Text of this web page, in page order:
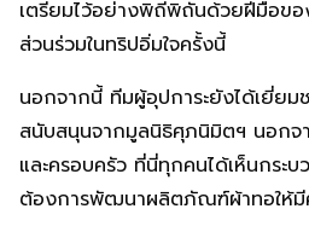
เตรียมไว้อย่างพิถีพิถันด้วยฝีมือขอ
ส่วนร่วมในทริปอิ่มใจครั้งนี้
นอกจากนี้ ทีมผู้อุปการะยังได้เยี่ย
สนับสนุนจากมูลนิธิศุภนิมิตฯ นอก
และครอบครัว ที่นี่ทุกคนได้เห็นกระ
ต้องการพัฒนาผลิตภัณฑ์ผ้าทอให้